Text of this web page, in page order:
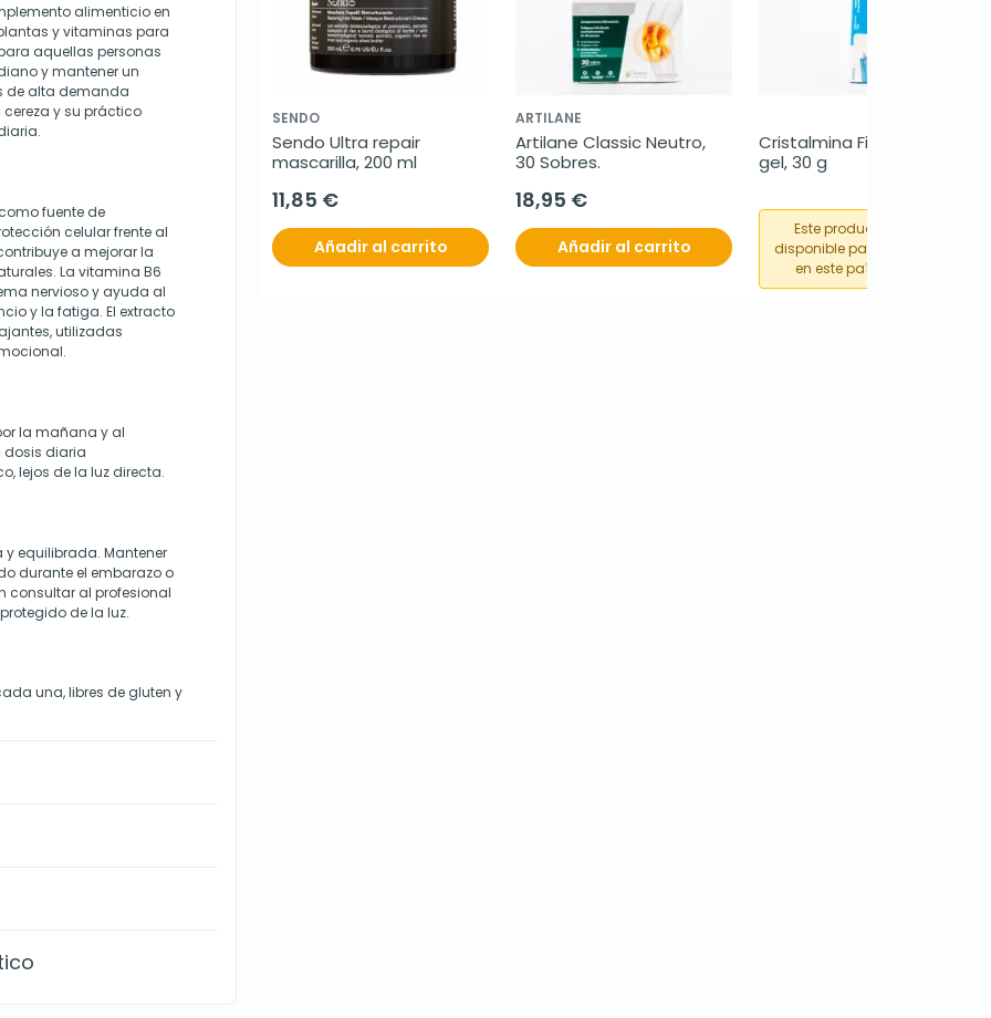
alimenticio en
y vitaminas para
aquellas personas
y mantener un
de alta demanda
y su práctico
fuente de
celular frente al
a mejorar la
La vitamina B6
nervioso y ayuda al
y la fatiga. El extracto
utilizadas
la mañana y al
dosis diaria
lejos de la luz directa.
equilibrada. Mantener
durante el embarazo o
consultar al profesional
de la luz.
una, libres de gluten y
SENDO
Sendo Ultra repair
mascarilla, 200 ml
11,85 €
Añadir al carrito
ARTILANE
Artilane Classic Neutro,
30 Sobres.
18,95 €
Añadir al carrito
Cristalmina Film 10mg/ml
gel, 30 g
Este producto no está
disponible para su compra
en este país o región.